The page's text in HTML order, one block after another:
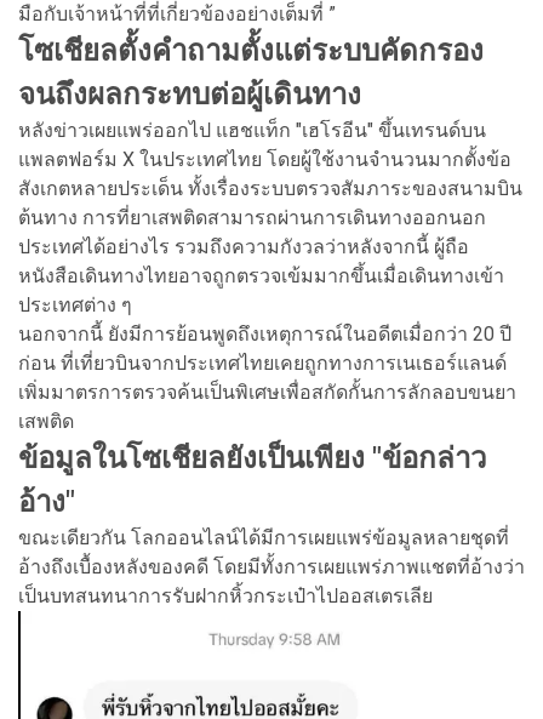
มือกับเจ้าหน้าที่ที่เกี่ยวข้องอย่างเต็มที่ ”
โซเชียลตั้งคำถามตั้งแต่ระบบคัดกรอง
จนถึงผลกระทบต่อผู้เดินทาง
หลังข่าวเผยแพร่ออกไป แฮชแท็ก "เฮโรอีน" ขึ้นเทรนด์บน
แพลตฟอร์ม X ในประเทศไทย โดยผู้ใช้งานจำนวนมากตั้งข้อ
สังเกตหลายประเด็น ทั้งเรื่องระบบตรวจสัมภาระของสนามบิน
ต้นทาง การที่ยาเสพติดสามารถผ่านการเดินทางออกนอก
ประเทศได้อย่างไร รวมถึงความกังวลว่าหลังจากนี้ ผู้ถือ
หนังสือเดินทางไทยอาจถูกตรวจเข้มมากขึ้นเมื่อเดินทางเข้า
ประเทศต่าง ๆ
นอกจากนี้ ยังมีการย้อนพูดถึงเหตุการณ์ในอดีตเมื่อกว่า 20 ปี
ก่อน ที่เที่ยวบินจากประเทศไทยเคยถูกทางการเนเธอร์แลนด์
เพิ่มมาตรการตรวจค้นเป็นพิเศษเพื่อสกัดกั้นการลักลอบขนยา
เสพติด
ข้อมูลในโซเชียลยังเป็นเพียง "ข้อกล่าว
อ้าง"
ขณะเดียวกัน โลกออนไลน์ได้มีการเผยแพร่ข้อมูลหลายชุดที่
อ้างถึงเบื้องหลังของคดี โดยมีทั้งการเผยแพร่ภาพแชตที่อ้างว่า
เป็นบทสนทนาการรับฝากหิ้วกระเป๋าไปออสเตรเลีย